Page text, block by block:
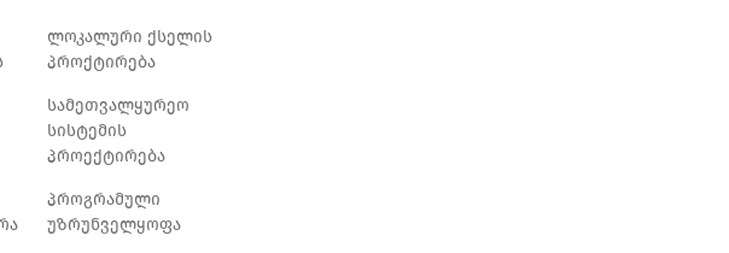
ლოკალური ქსელის
პროქტირება
სამეთვალყურეო
სისტემის
პროექტირება
პროგრამული
უზრუნველყოფა